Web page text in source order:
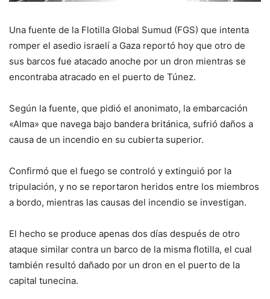
Una fuente de la Flotilla Global Sumud (FGS) que intenta
romper el asedio israelí a Gaza reportó hoy que otro de
sus barcos fue atacado anoche por un dron mientras se
encontraba atracado en el puerto de Túnez.
Según la fuente, que pidió el anonimato, la embarcación
«Alma» que navega bajo bandera británica, sufrió daños a
causa de un incendio en su cubierta superior.
Confirmó que el fuego se controló y extinguió por la
tripulación, y no se reportaron heridos entre los miembros
a bordo, mientras las causas del incendio se investigan.
El hecho se produce apenas dos días después de otro
ataque similar contra un barco de la misma flotilla, el cual
también resultó dañado por un dron en el puerto de la
capital tunecina.